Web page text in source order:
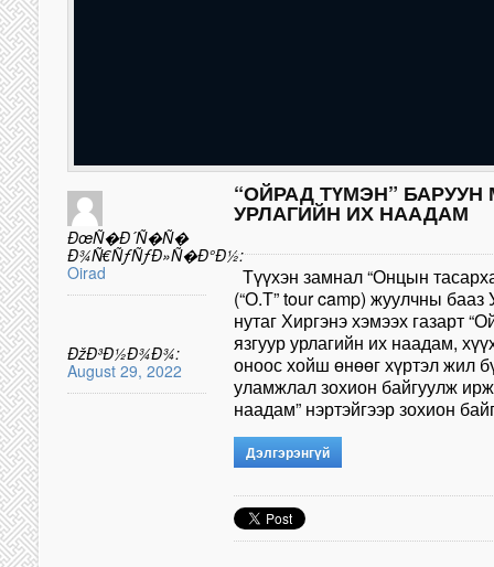
ÐœÑ�Ð´Ñ�Ñ�
Ð¾Ñ€ÑƒÑƒÐ»Ñ�Ð°Ð½:
Oirad
ÐžÐ³Ð½Ð¾Ð¾:
August 29, 2022
“ОЙРАД ТҮМЭН”
УРЛАГИЙН ИХ НААДАМ
Түүхэн замнал “Онцын
(“О.Т” tour camp) жуулчны
нутаг Хиргэнэ хэмээх газарт
язгуур урлагийн их наадам,
оноос хойш өнөөг хүртэл жил
уламжлал зохион байгуулж
наадам” нэртэйгээр зохион
Дэлгэрэнгүй